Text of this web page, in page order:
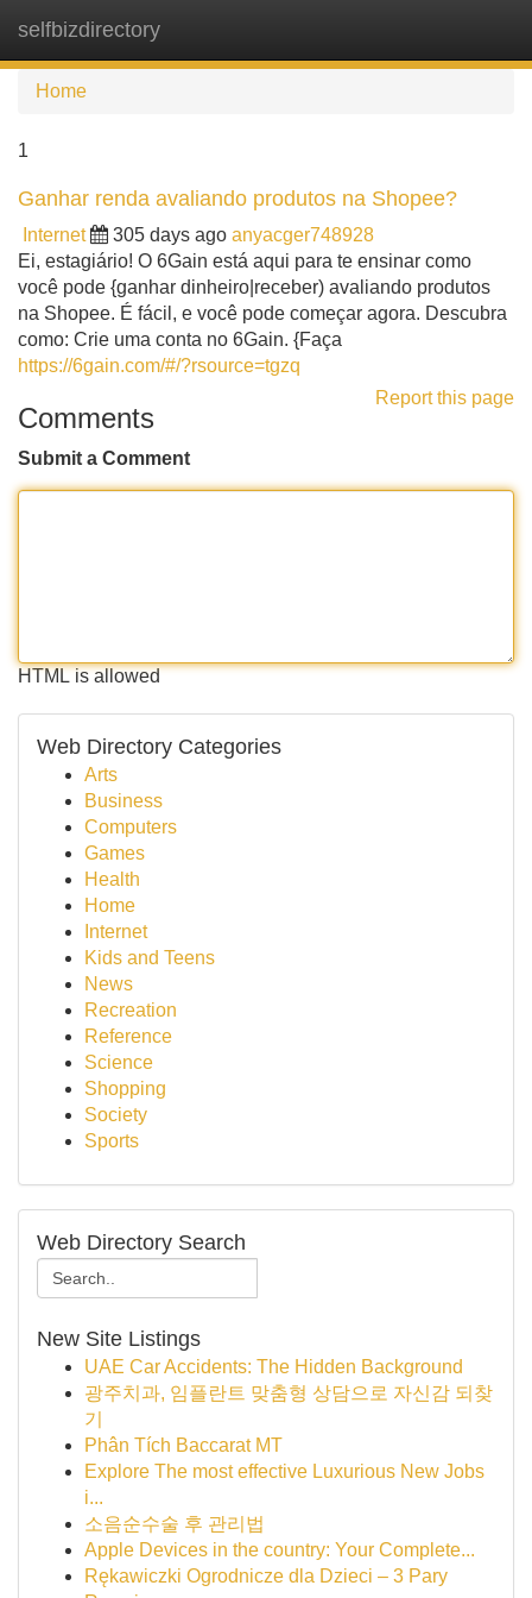
selfbizdirectory
Home
1
Ganhar renda avaliando produtos na Shopee?
Internet 305 days ago anyacger748928
Ei, estagiário! O 6Gain está aqui para te ensinar como
você pode {ganhar dinheiro|receber) avaliando produtos
na Shopee. É fácil, e você pode começar agora. Descubra
como: Crie uma conta no 6Gain. {Faça
https://6gain.com/#/?rsource=tgzq
Report this page
Comments
Submit a Comment
HTML is allowed
Web Directory Categories
Arts
Business
Computers
Games
Health
Home
Internet
Kids and Teens
News
Recreation
Reference
Science
Shopping
Society
Sports
Web Directory Search
New Site Listings
UAE Car Accidents: The Hidden Background
광주치과, 임플란트 맞춤형 상담으로 자신감 되찾
기
Phân Tích Baccarat MT
Explore The most effective Luxurious New Jobs
i...
소음순수술 후 관리법
Apple Devices in the country: Your Complete...
Rękawiczki Ogrodnicze dla Dzieci – 3 Pary